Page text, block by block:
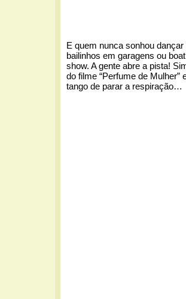
E quem nunca sonhou
bailinhos em garagens ou
show. A gente abre a pista!
do filme “Perfume de
tango de parar a respiração…